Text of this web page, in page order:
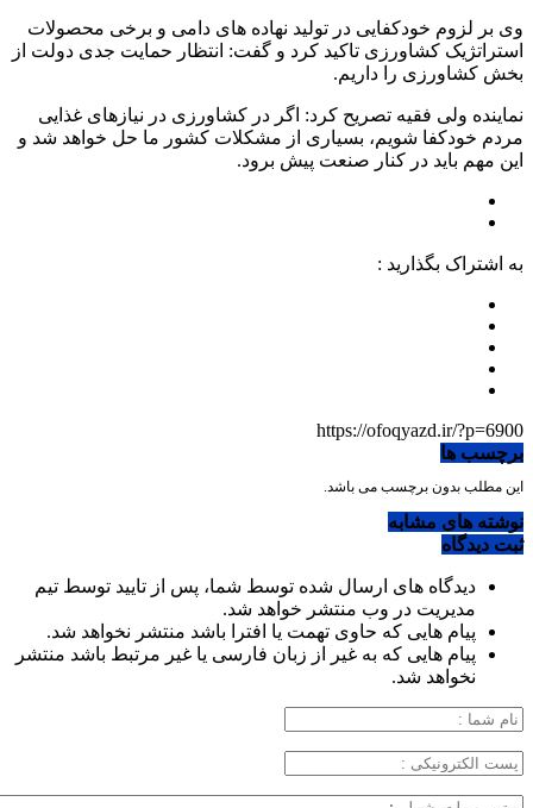
وی بر لزوم خودکفایی در تولید نهاده های دامی و برخی محصولات
استراتژیک کشاورزی تاکید کرد و گفت: انتظار حمایت جدی دولت از
بخش کشاورزی را داریم.
نماینده ولی فقیه تصریح کرد: اگر در کشاورزی در نیازهای غذایی
مردم خودکفا شویم، بسیاری از مشکلات کشور ما حل خواهد شد و
این مهم باید در کنار صنعت پیش برود.
به اشتراک بگذارید :
https://ofoqyazd.ir/?p=6900
برچسب ها
این مطلب بدون برچسب می باشد.
نوشته های مشابه
ثبت دیدگاه
دیدگاه های ارسال شده توسط شما، پس از تایید توسط تیم
مدیریت در وب منتشر خواهد شد.
پیام هایی که حاوی تهمت یا افترا باشد منتشر نخواهد شد.
پیام هایی که به غیر از زبان فارسی یا غیر مرتبط باشد منتشر
نخواهد شد.